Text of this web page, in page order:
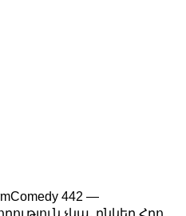
442 —
չկա, ընկեր Հրո